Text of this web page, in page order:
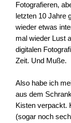
Fotografieren,
letzten 10 Jahre
wieder etwas
mal wieder Lust
digitalen
Zeit. Und Muße.
Also habe ich
aus dem
Kisten verpackt.
(sogar noch